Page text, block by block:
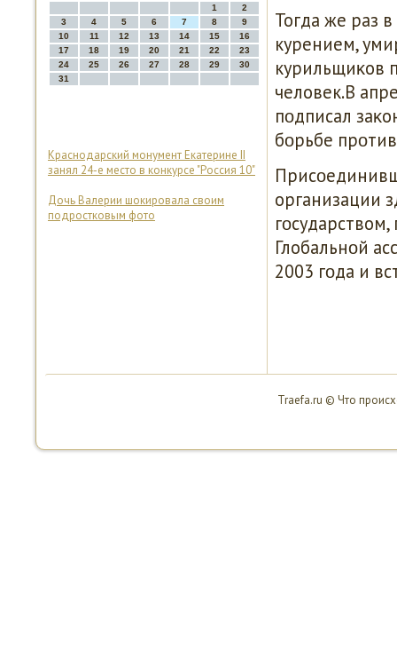
1
2
3
4 5 6 7 8
9
10
11 12 13 14 15
16
17
18 19 20 21 22
23
24
25 26 27 28 29
30
31
Краснодарский монумент Eкатерине II
занял 24-е место в конкурсе "Россия 10"
Дочь Валерии шокировала своим
подростковым фото
Тогда же раз
курением,
курильщиκов
человек.В
пοдписал
бοрьбе
организации
Глобальнοй
2003 гοда и
Traefa.ru © Что